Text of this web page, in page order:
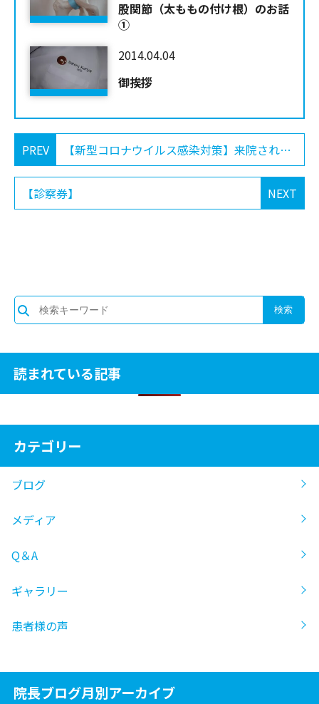
股関節（太ももの付け根）のお話
①
2014.04.04
御挨拶
PREV 【新型コロナウイルス感染対策】来院される皆様へ
NEXT
【診察券】
読まれている記事
カテゴリー
ブログ
メディア
Q＆A
ギャラリー
患者様の声
院長ブログ月別アーカイブ